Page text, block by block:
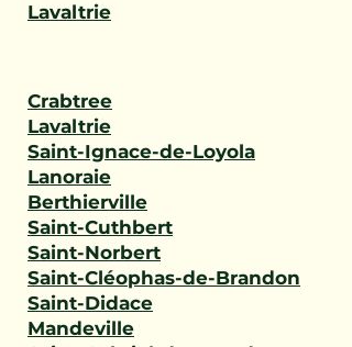
Lavaltrie
Crabtree
Lavaltrie
Saint-Ignace-de-Loyola
Lanoraie
Berthierville
Saint-Cuthbert
Saint-Norbert
Saint-Cléophas-de-Brandon
Saint-Didace
Mandeville